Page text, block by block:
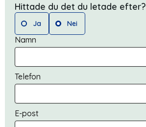
Hittade du det du letade efter?
Ja Nei
Namn
Telefon
E-post